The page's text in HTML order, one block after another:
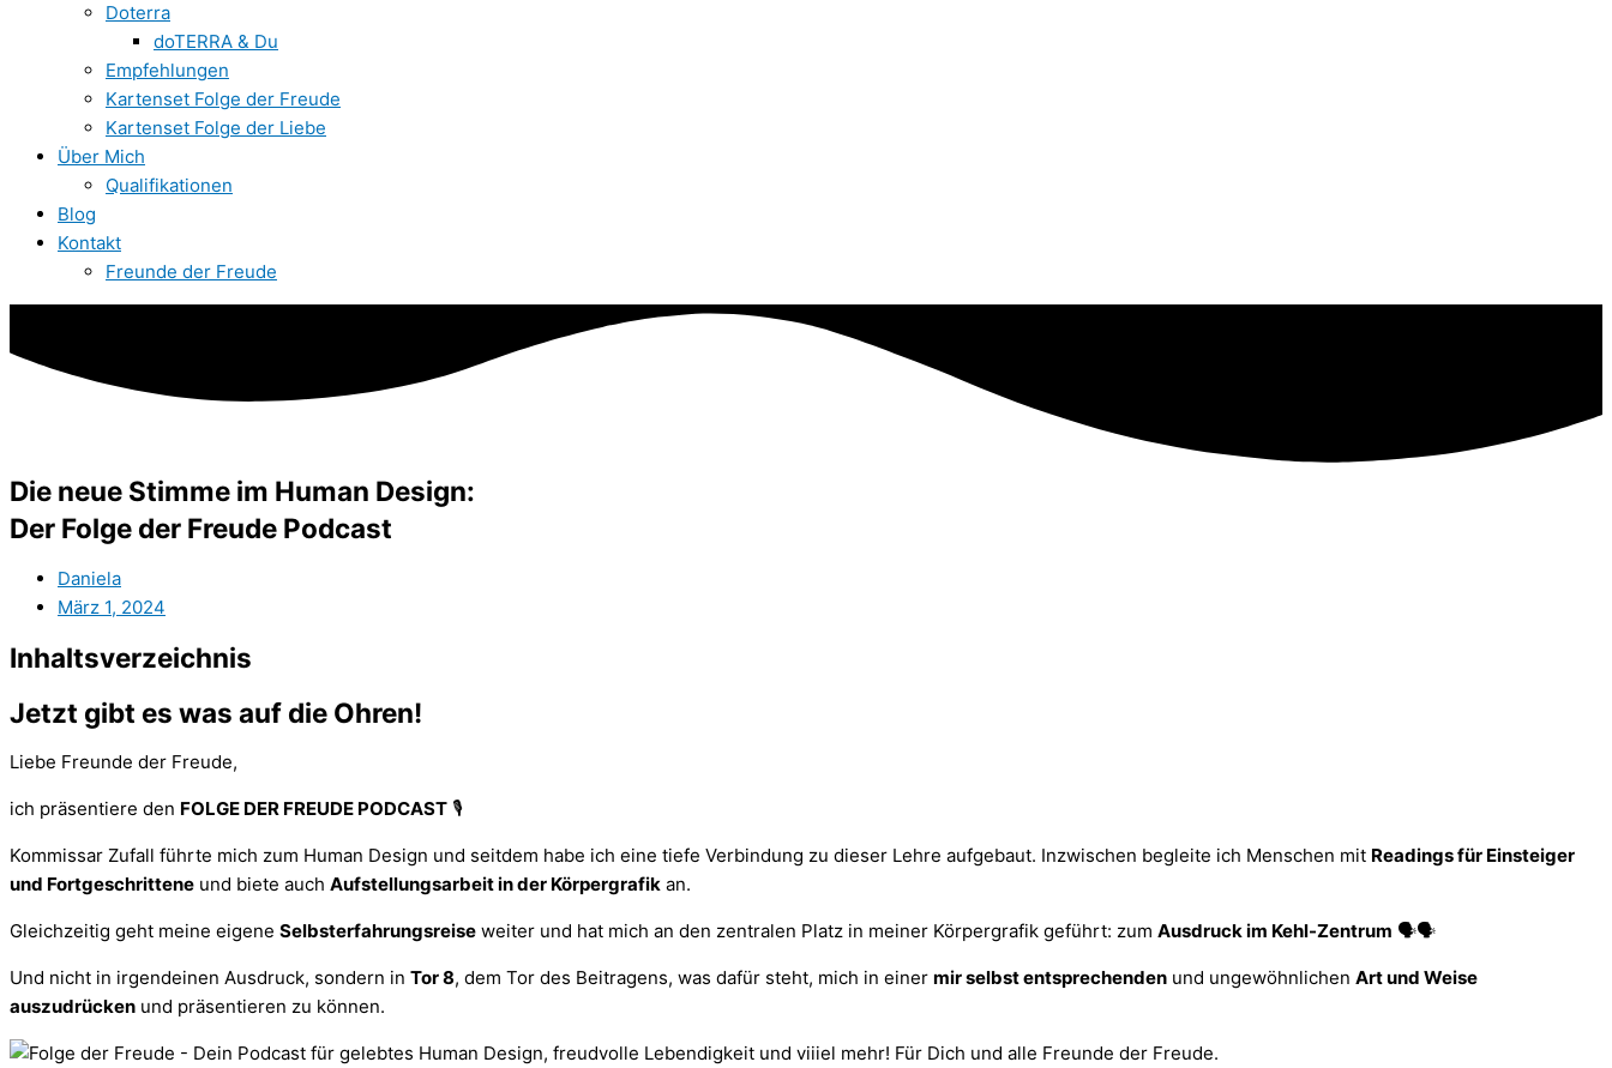
Doterra
doTERRA & Du
Empfehlungen
Kartenset Folge der Freude
Kartenset Folge der Liebe
Über Mich
Qualifikationen
Blog
Kontakt
Freunde der Freude
Die neue Stimme im Human Design:
Der Folge der Freude Podcast
Daniela
März 1, 2024
Inhaltsverzeichnis
Jetzt gibt es was auf die Ohren!
Liebe Freunde der Freude,
ich präsentiere den FOLGE DER FREUDE PODCAST 🎙️
Kommissar Zufall führte mich zum Human Design und seitdem habe ich eine tiefe Verbindung zu dieser Lehre aufgebaut. Inzwischen begleite ich Menschen mit Readings für Einsteiger
und Fortgeschrittene und biete auch Aufstellungsarbeit in der Körpergrafik an.
Gleichzeitig geht meine eigene Selbsterfahrungsreise weiter und hat mich an den zentralen Platz in meiner Körpergrafik geführt: zum Ausdruck im Kehl-Zentrum 🗣️🗣️
Und nicht in irgendeinen Ausdruck, sondern in Tor 8, dem Tor des Beitragens, was dafür steht, mich in einer mir selbst entsprechenden und ungewöhnlichen Art und Weise
auszudrücken und präsentieren zu können.